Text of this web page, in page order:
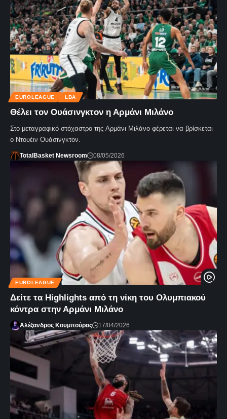
EUROLEAGUE LBA
Θέλει τον Ουάσινγκτον η Αρμάνι Μιλάνο
Στο μεταγραφικό στόχαστρο της Αρμάνι Μιλάνο φέρεται να βρίσκεται
ο Ντουέιν Ουάσινγκτον.
TotalBasket Newsroom 08/05/2026
EUROLEAGUE
Δείτε τα Highlights από τη νίκη του Ολυμπιακού
κόντρα στην Αρμάνι Μιλάνο
Αλέξανδρος Κουμπούρας 17/04/2026